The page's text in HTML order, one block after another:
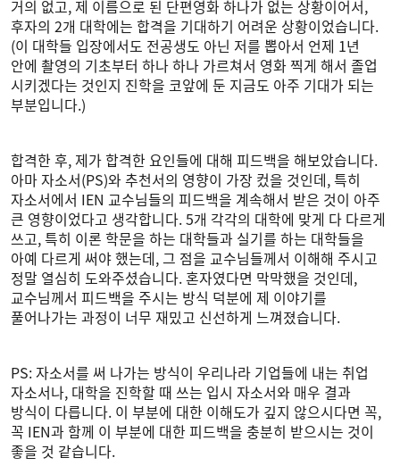
거의 없고, 제 이름으로 된 단편영화 하나가 없는 상황이어서,
후자의 2개 대학에는 합격을 기대하기 어려운 상황이었습니다.
(이 대학들 입장에서도 전공생도 아닌 저를 뽑아서 언제 1년
안에 촬영의 기초부터 하나 하나 가르쳐서 영화 찍게 해서 졸업
시키겠다는 것인지 진학을 코앞에 둔 지금도 아주 기대가 되는
부분입니다.)
합격한 후, 제가 합격한 요인들에 대해 피드백을 해보았습니다.
아마 자소서(PS)와 추천서의 영향이 가장 컸을 것인데, 특히
자소서에서 IEN 교수님들의 피드백을 계속해서 받은 것이 아주
큰 영향이었다고 생각합니다. 5개 각각의 대학에 맞게 다 다르게
쓰고, 특히 이론 학문을 하는 대학들과 실기를 하는 대학들을
아예 다르게 써야 했는데, 그 점을 교수님들께서 이해해 주시고
정말 열심히 도와주셨습니다. 혼자였다면 막막했을 것인데,
교수님께서 피드백을 주시는 방식 덕분에 제 이야기를
풀어나가는 과정이 너무 재밌고 신선하게 느껴졌습니다.
PS: 자소서를 써 나가는 방식이 우리나라 기업들에 내는 취업
자소서나, 대학을 진학할 때 쓰는 입시 자소서와 매우 결과
방식이 다릅니다. 이 부분에 대한 이해도가 깊지 않으시다면 꼭,
꼭 IEN과 함께 이 부분에 대한 피드백을 충분히 받으시는 것이
좋을 것 같습니다.